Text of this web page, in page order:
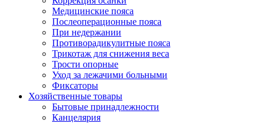
Медицинские пояса
Послеоперационные пояса
При недержании
Противорадикулитные пояса
Трикотаж для снижения веса
Трости опорные
Уход за лежачими больными
Фиксаторы
Хозяйственные товары
Бытовые принадлежности
Канцелярия